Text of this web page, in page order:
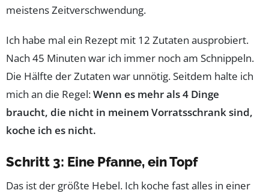
meistens Zeitverschwendung.
Ich habe mal ein Rezept mit 12 Zutaten ausprobiert.
Nach 45 Minuten war ich immer noch am Schnippeln.
Die Hälfte der Zutaten war unnötig. Seitdem halte ich
mich an die Regel:Wenn es mehr als 4 Dinge
braucht, die nicht in meinem Vorratsschrank sind,
koche ich es nicht.
Schritt 3: Eine Pfanne, ein Topf
Das ist der größte Hebel. Ich koche fast alles in einer